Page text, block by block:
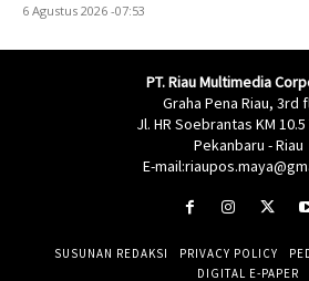
6 Agustus 2026 -07:53
PT. Riau Multimedia
Graha Pena Riau, 3rd
Jl. HR Soebrantas KM 10.5
Pekanbaru - Riau
E-
SUSUNAN REDAKSI PRIVACY POLICY
DIGITAL E-PAPER